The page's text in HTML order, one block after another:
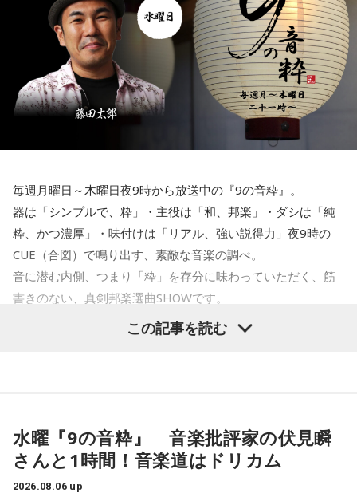
それぞれの内容や野呂さんの役どころなどは！？
ノスタルジック・ニューのコーナーは…
最近でもCMでカバーソングが流れている世界的名曲「ヴォラ
ーレ」をジプシー・キングスのヴァージョンで！
毎週月曜日～木曜日夜9時から放送中の『9の音粋』。
器は「シンプルで、粋」・主役は「和、邦楽」・ダシは「純
粋、かつ濃厚」・味付けは「リアル、強い説得力」夜9時の
CUE（合図）で鳴り出す、素敵な音楽の調べ。
音に潜む内側、つまり「粋」を存分に味わっていただく、筋
書きのない、真剣邦楽選曲SHOWです。
水曜『9の音粋』DJはイントロマエストロ・藤田太郎です。
音楽系YouTube「てけしゅん音楽情報」に出演中の音楽批評
家、
伏見瞬さんを21時台ゲストにお招きし『J-POP 3.0徹底解剖。
この記事を読む
水曜『9の音粋』 音楽批評家の伏見瞬
さんと1時間！音楽道はドリカム
2026.08.06 up